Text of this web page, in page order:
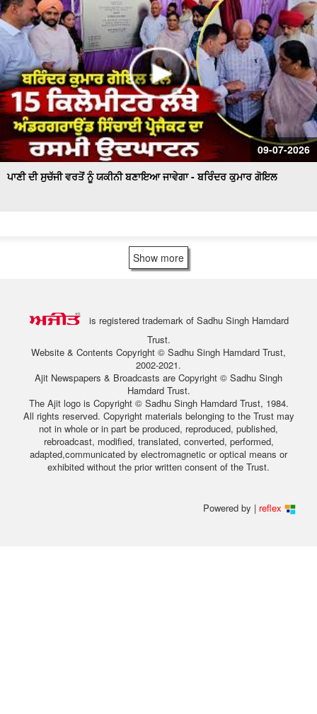
09-07-2026
ਪਾਣੀ ਦੀ ਸੁਚੱਜੀ ਵਰਤੋਂ ਨੂੰ ਯਕੀਨੀ ਬਣਾਇਆ ਜਾਵੇਗਾ - ਬਰਿੰਦਰ ਕੁਮਾਰ ਗੋਇਲ
Show more
is registered trademark of Sadhu Singh Hamdard
Trust.
Website & Contents Copyright © Sadhu Singh Hamdard Trust,
2002-2021.
Ajit Newspapers & Broadcasts are Copyright © Sadhu Singh
Hamdard Trust.
The Ajit logo is Copyright © Sadhu Singh Hamdard Trust, 1984.
All rights reserved. Copyright materials belonging to the Trust may
not in whole or in part be produced, reproduced, published,
rebroadcast, modified, translated, converted, performed,
adapted,communicated by electromagnetic or optical means or
exhibited without the prior written consent of the Trust.
Powered by | reflex